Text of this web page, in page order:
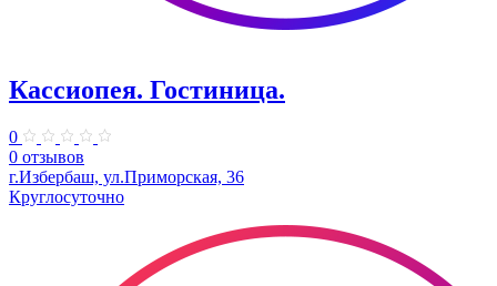
Кассиопея. Гостиница.
0
0 отзывов
г.Избербаш, ул.Приморская, 36
Круглосуточно